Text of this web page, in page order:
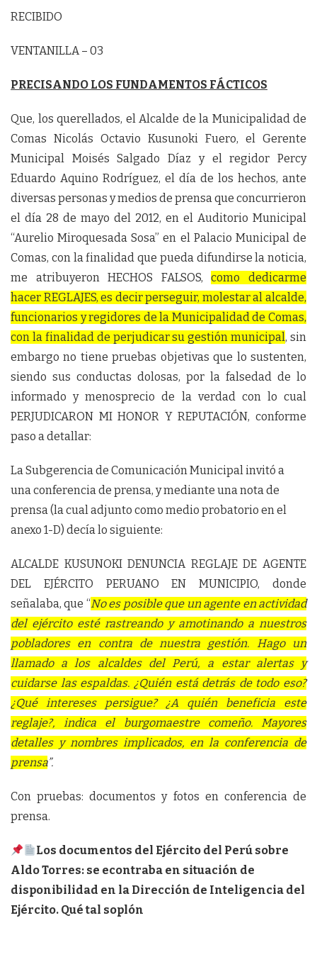
RECIBIDO
VENTANILLA – 03
PRECISANDO LOS FUNDAMENTOS FÁCTICOS
Que, los querellados, el Alcalde de la Municipalidad de
Comas Nicolás Octavio Kusunoki Fuero, el Gerente
Municipal Moisés Salgado Díaz y el regidor Percy
Eduardo Aquino Rodríguez, el día de los hechos, ante
diversas personas y medios de prensa que concurrieron
el día 28 de mayo del 2012, en el Auditorio Municipal
“Aurelio Miroquesada Sosa” en el Palacio Municipal de
Comas, con la finalidad que pueda difundirse la noticia,
me atribuyeron HECHOS FALSOS,como dedicarme
hacer REGLAJES, es decir perseguir, molestar al alcalde,
funcionarios y regidores de la Municipalidad de Comas,
con la finalidad de perjudicar su gestión municipal, sin
embargo no tiene pruebas objetivas que lo sustenten,
siendo sus conductas dolosas, por la falsedad de lo
informado y menosprecio de la verdad con lo cual
PERJUDICARON MI HONOR Y REPUTACIÓN, conforme
paso a detallar:
La Subgerencia de Comunicación Municipal invitó a
una conferencia de prensa, y mediante una nota de
prensa (la cual adjunto como medio probatorio en el
anexo 1-D) decía lo siguiente:
ALCALDE KUSUNOKI DENUNCIA REGLAJE DE AGENTE
DEL EJÉRCITO PERUANO EN MUNICIPIO, donde
señalaba, que “No es posible que un agente en actividad
del ejército esté rastreando y amotinando a nuestros
pobladores en contra de nuestra gestión. Hago un
llamado a los alcaldes del Perú, a estar alertas y
cuidarse las espaldas. ¿Quién está detrás de todo eso?
¿Qué intereses persigue? ¿A quién beneficia este
reglaje?, indica el burgomaestre comeño. Mayores
detalles y nombres implicados, en la conferencia de
prensa”.
Con pruebas: documentos y fotos en conferencia de
prensa.
Los documentos del Ejército del Perú sobre
Aldo Torres: se econtraba en situación de
disponibilidad en la Dirección de Inteligencia del
Ejército. Qué tal soplón